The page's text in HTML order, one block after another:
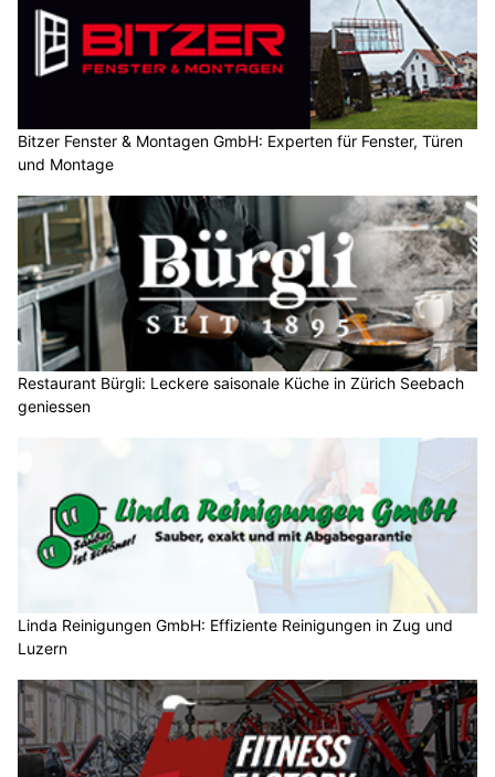
Bitzer Fenster & Montagen GmbH: Experten für Fenster, Türen
und Montage
Restaurant Bürgli: Leckere saisonale Küche in Zürich Seebach
geniessen
Linda Reinigungen GmbH: Effiziente Reinigungen in Zug und
Luzern